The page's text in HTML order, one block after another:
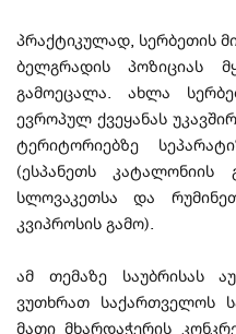
პრაქტიკულად, სერბეთის
ბელგრადის პოზიციას
გამოეცალა. ახლა
ევროპულ ქვეყანას
ტერიტორიებზე
(ესპანეთს კატალონიის
სლოვაკეთსა და
კვიპროსის გამო).
ამ თემაზე საუბრისას
ვუთხრათ საქართველოს
მათი მხარდაჭერის